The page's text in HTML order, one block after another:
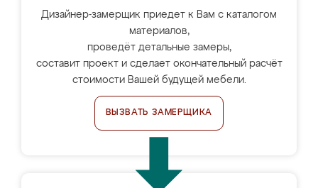
Дизайнер-замерщик приедет к Вам с каталогом
материалов,
проведёт детальные замеры,
составит проект и сделает окончательный расчёт
стоимости Вашей будущей мебели.
ВЫЗВАТЬ ЗАМЕРЩИКА